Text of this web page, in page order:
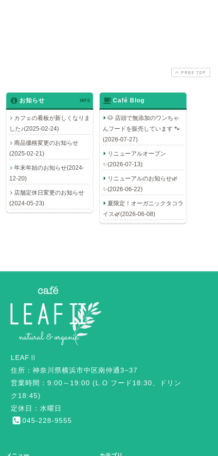
PAGE TOP
お知らせ INFO
カフェの看板が新しくなりま
した♪(2025-02-24)
商品価格変更のお知らせ
(2025-02-21)
年末年始のお知らせ(2024-
12-20)
店舗定休日変更のお知らせ
(2024-05-23)
Café Blog
🐶 店頭で無添加のワンちゃ
んフードを販売しています 🐾
(2026-07-27)
リニューアルオープン
✨(2026-07-13)
リニューアルのお知らせ🌿
✨(2026-06-22)
夏限定！オーガニックタコラ
イス🌿(2026-06-08)
LEAFⅡ
住所：神奈川県横浜市中区南仲通3−37
営業時間：9:00～19:00 (L.O フード18:30、ドリン
ク18:45)
定休日：水曜日
045-228-9555